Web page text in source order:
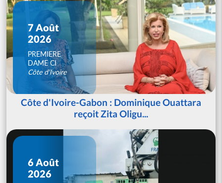
7 Août
2026
PREMIERE
DAME CI
Côte d'Ivoire
Côte d'Ivoire-Gabon : Dominique Ouattara
reçoit Zita Oligu...
6 Août
2026